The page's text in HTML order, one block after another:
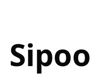
Sipoo